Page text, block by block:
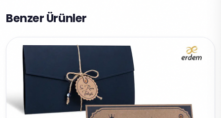
Benzer Ürünler